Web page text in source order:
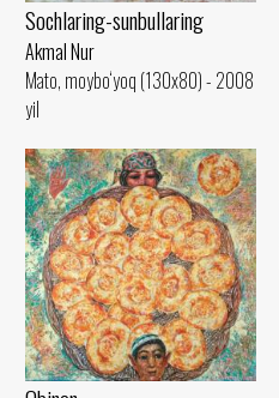
Sochlaring-sunbullaring
Akmal Nur
Mato, moybo‘yoq (130x80) - 2008
yil